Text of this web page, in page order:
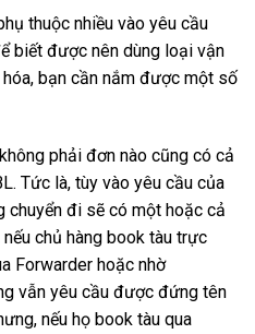
thuộc nhiều vào yêu cầu
biết được nên dùng loại vận
bạn cần nắm được một số
phải đơn nào cũng có cả
Tức là, tùy vào yêu cầu của
chuyển đi sẽ có một hoặc cả
chủ hàng book tàu trực
Forwarder hoặc nhờ
vẫn yêu cầu được đứng tên
nếu họ book tàu qua